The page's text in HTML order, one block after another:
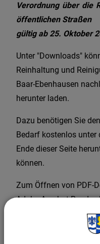
Verordnung über die
öffentlichen Straßen
gültig ab 25. Oktober
Unter "Downloads"
Reinhaltung und
Baar-Ebenhausen
herunter laden.
Dazu benötigen Sie
Bedarf kostenlos
Ende dieser Seite
können.
Zum Öffnen von PDF-
Adobe Acrobat
kostenlos downloaden
Adobe Acrobat